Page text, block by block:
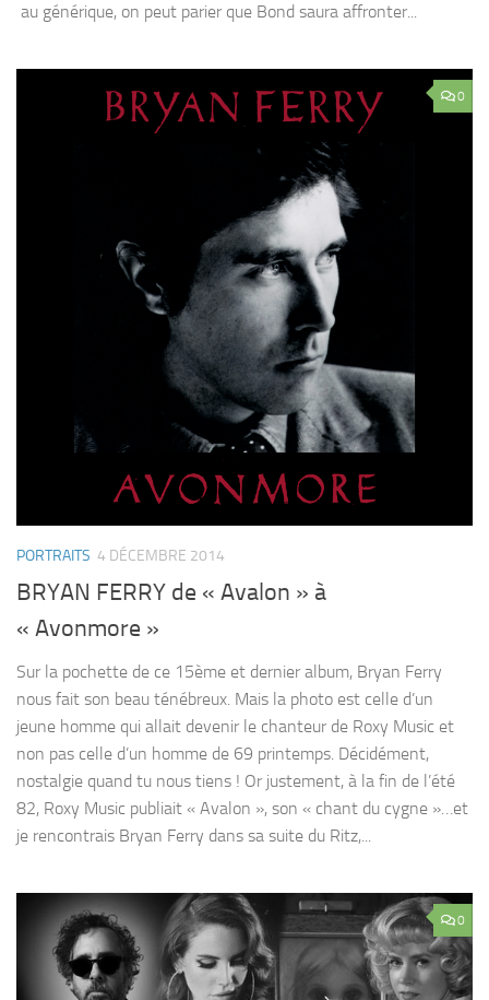
au générique, on peut parier que Bond saura affronter...
0
PORTRAITS 4 DÉCEMBRE 2014
BRYAN FERRY de « Avalon » à
« Avonmore »
Sur la pochette de ce 15ème et dernier album, Bryan Ferry
nous fait son beau ténébreux. Mais la photo est celle d’un
jeune homme qui allait devenir le chanteur de Roxy Music et
non pas celle d’un homme de 69 printemps. Décidément,
nostalgie quand tu nous tiens ! Or justement, à la fin de l’été
82, Roxy Music publiait « Avalon », son « chant du cygne »…et
je rencontrais Bryan Ferry dans sa suite du Ritz,...
0